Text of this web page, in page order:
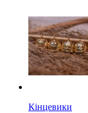
Кінцевики